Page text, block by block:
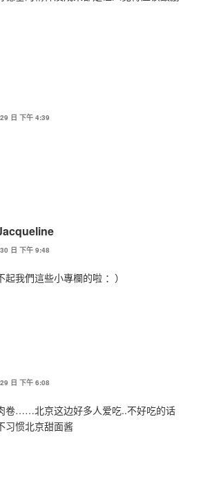
日 下午 4:39
日 下午 9:48
起我們這些小專欄的啦 ：）
日 下午 6:08
卷……北京这边好多人爱吃..不好吃的话
习惯北京甜面酱